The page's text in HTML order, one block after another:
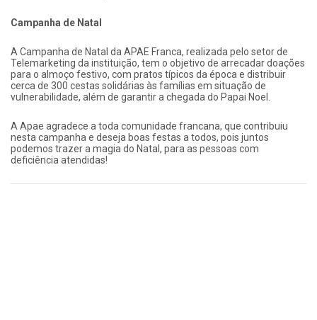
Campanha de Natal
A Campanha de Natal da APAE Franca, realizada pelo setor de
Telemarketing da instituição, tem o objetivo de arrecadar doações
para o almoço festivo, com pratos típicos da época e distribuir
cerca de 300 cestas solidárias às famílias em situação de
vulnerabilidade, além de garantir a chegada do Papai Noel.
A Apae agradece a toda comunidade francana, que contribuiu
nesta campanha e deseja boas festas a todos, pois juntos
podemos trazer a magia do Natal, para as pessoas com
deficiência atendidas!